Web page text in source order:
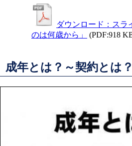
ダウンロード：スラ
のは何歳から」
(PDF:918
成年とは？～契約とは